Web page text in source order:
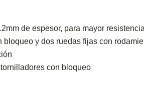
de espesor, para mayor
bloqueo y dos ruedas fijas con
con bloqueo